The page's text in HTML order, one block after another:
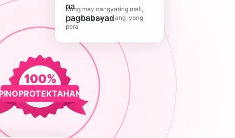
PINOPROTEKTAHAN
Kung may nangyaring mali,
ire-refund namin ang iyong
pera